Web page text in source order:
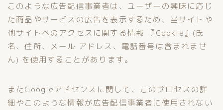
このような広告配信事業者は、ユーザーの興味に応じ
た商品やサービスの広告を表示するため、当サイトや
他サイトへのアクセスに関する情報 『Cookie』(氏
名、住所、メール アドレス、電話番号は含まれませ
ん) を使用することがあります。
またGoogleアドセンスに関して、このプロセスの詳
細やこのような情報が広告配信事業者に使用されない